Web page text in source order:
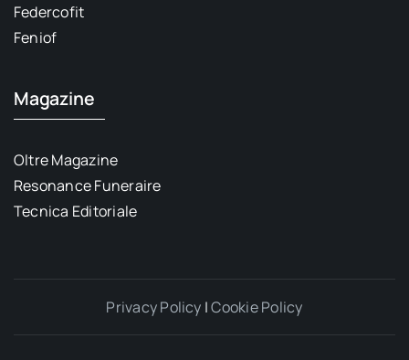
Federcofit
Feniof
Magazine
Oltre Magazine
Resonance Funeraire
Tecnica Editoriale
Privacy Policy |Cookie Policy